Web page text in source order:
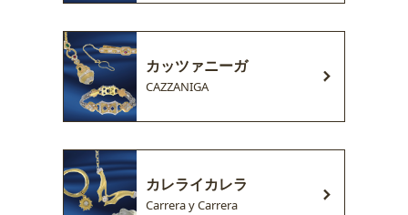
カッツァニーガ
CAZZANIGA
カレライカレラ
Carrera y Carrera